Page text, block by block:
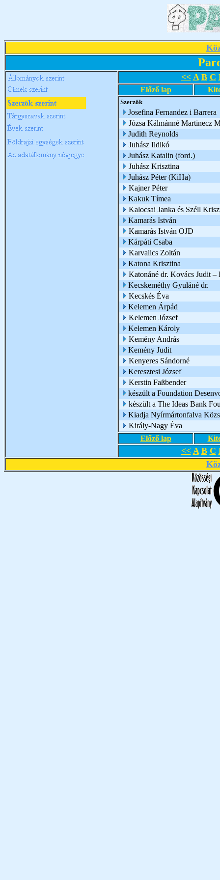
<< A B C
Előző lap
Szerzők
Josefina Fernandez i Barrera
Józsa Kálmánné Martinecz
Judith Reynolds
Juhász Ildikó
Juhász Katalin (ford.)
Juhász Krisztina
Juhász Péter (KiHa)
Kajner Péter
Kakuk Tímea
Kalocsai Janka és Széll
Kamarás István
Kamarás István OJD
Kárpáti Csaba
Karvalics Zoltán
Katona Krisztina
Katonáné dr. Kovács Judit
Kecskeméthy Gyuláné dr.
Kecskés Éva
Kelemen Árpád
Kelemen József
Kelemen Károly
Kemény András
Kemény Judit
Kenyeres Sándorné
Keresztesi József
Kerstin Faßbender
készült a Foundation
készült a The Ideas Bank
Kiadja Nyírmártonfalva
Király-Nagy Éva
Előző lap
<< A B C